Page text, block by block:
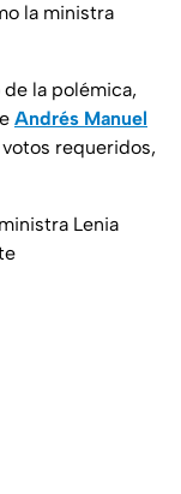
la ministra
la polémica,
Andrés Manuel
requeridos,
Lenia